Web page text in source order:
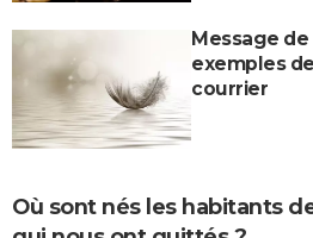
Message
exemples
courrier
Où sont nés les habitants